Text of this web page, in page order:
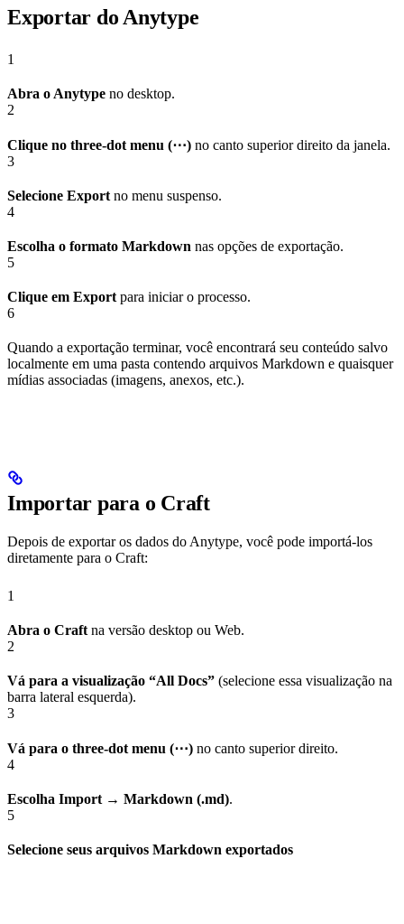
Exportar do Anytype
1
Abra o Anytype no desktop.
2
Clique no three-dot menu (⋯) no canto superior direito da janela.
3
Selecione Export no menu suspenso.
4
Escolha o formato Markdown nas opções de exportação.
5
Clique em Export para iniciar o processo.
6
Quando a exportação terminar, você encontrará seu conteúdo salvo
localmente em uma pasta contendo arquivos Markdown e quaisquer
mídias associadas (imagens, anexos, etc.).
Importar para o Craft
Depois de exportar os dados do Anytype, você pode importá-los
diretamente para o Craft:
1
Abra o Craft na versão desktop ou Web.
2
Vá para a visualização “All Docs” (selecione essa visualização na
barra lateral esquerda).
3
Vá para o three-dot menu (⋯) no canto superior direito.
4
Escolha Import → Markdown (.md).
5
Selecione seus arquivos Markdown exportados